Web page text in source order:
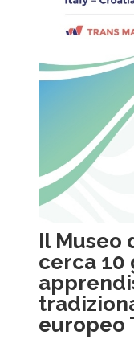
Il Museo
cerca 10
europeo